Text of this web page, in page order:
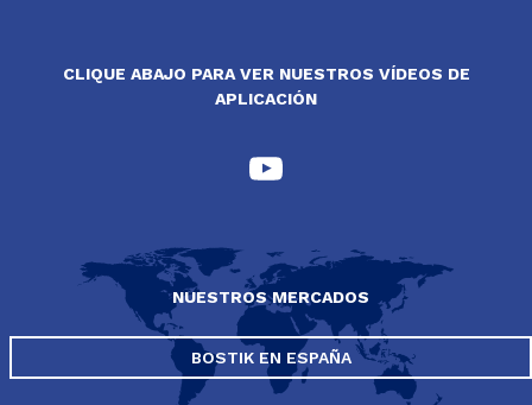
CLIQUE ABAJO PARA VER NUESTROS VÍDEOS DE
APLICACIÓN
NUESTROS MERCADOS
BOSTIK EN ESPAÑA